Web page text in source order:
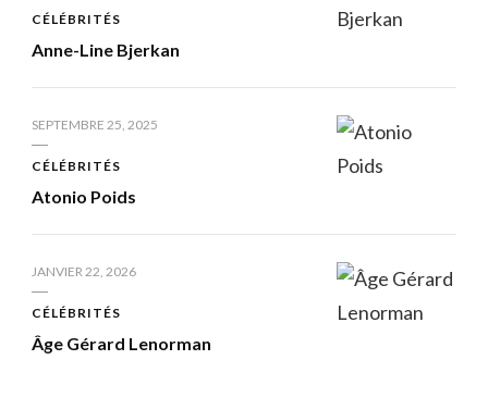
CÉLÉBRITÉS
Anne-Line Bjerkan
SEPTEMBRE 25, 2025
CÉLÉBRITÉS
Atonio Poids
JANVIER 22, 2026
CÉLÉBRITÉS
Âge Gérard Lenorman